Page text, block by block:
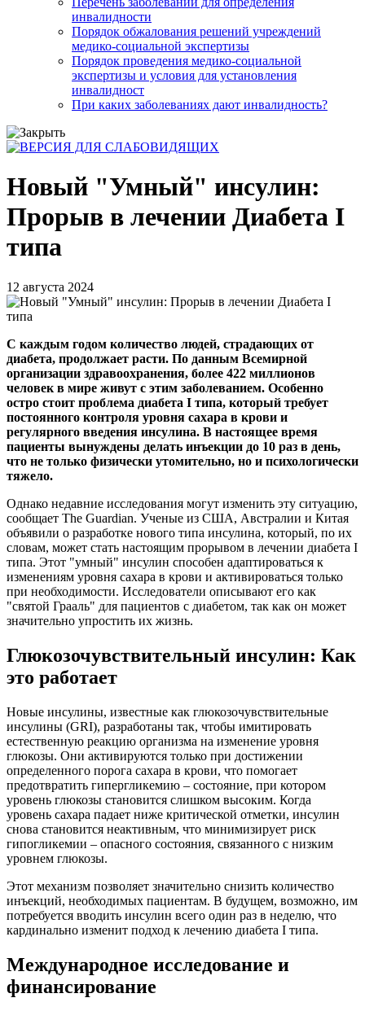
инвалидности
Порядок обжалования решений учреждений
медико-социальной экспертизы
Порядок проведения медико-социальной
экспертизы и условия для установления
инвалидност
При каких заболеваниях дают инвалидность?
Новый "Умный" инсулин:
Прорыв в лечении Диабета I
типа
12 августа 2024
С каждым годом количество людей, страдающих от
диабета, продолжает расти. По данным Всемирной
организации здравоохранения, более 422 миллионов
человек в мире живут с этим заболеванием. Особенно
остро стоит проблема диабета I типа, который требует
постоянного контроля уровня сахара в крови и
регулярного введения инсулина. В настоящее время
пациенты вынуждены делать инъекции до 10 раз в день,
что не только физически утомительно, но и психологически
тяжело.
Однако недавние исследования могут изменить эту ситуацию,
сообщает The Guardian. Ученые из США, Австралии и Китая
объявили о разработке нового типа инсулина, который, по их
словам, может стать настоящим прорывом в лечении диабета I
типа. Этот "умный" инсулин способен адаптироваться к
изменениям уровня сахара в крови и активироваться только
при необходимости. Исследователи описывают его как
"святой Грааль" для пациентов с диабетом, так как он может
значительно упростить их жизнь.
Глюкозочувствительный инсулин: Как
это работает
Новые инсулины, известные как глюкозочувствительные
инсулины (GRI), разработаны так, чтобы имитировать
естественную реакцию организма на изменение уровня
глюкозы. Они активируются только при достижении
определенного порога сахара в крови, что помогает
предотвратить гипергликемию – состояние, при котором
уровень глюкозы становится слишком высоким. Когда
уровень сахара падает ниже критической отметки, инсулин
снова становится неактивным, что минимизирует риск
гипогликемии – опасного состояния, связанного с низким
уровнем глюкозы.
Этот механизм позволяет значительно снизить количество
инъекций, необходимых пациентам. В будущем, возможно, им
потребуется вводить инсулин всего один раз в неделю, что
кардинально изменит подход к лечению диабета I типа.
Международное исследование и
финансирование